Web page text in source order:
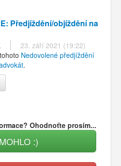
Předjíždění/objíždění na
23. září 2021 (19:22)
Nedovolené předjíždění
.
Ohodnoťte prosím...
:)